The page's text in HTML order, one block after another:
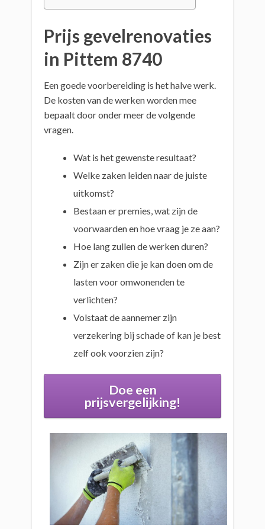
Prijs gevelrenovaties
in Pittem 8740
Een goede voorbereiding is het halve werk.
De kosten van de werken worden mee
bepaalt door onder meer de volgende
vragen.
Wat is het gewenste resultaat?
Welke zaken leiden naar de juiste
uitkomst?
Bestaan er premies, wat zijn de
voorwaarden en hoe vraag je ze aan?
Hoe lang zullen de werken duren?
Zijn er zaken die je kan doen om de
lasten voor omwonenden te
verlichten?
Volstaat de aannemer zijn
verzekering bij schade of kan je best
zelf ook voorzien zijn?
Doe een
prijsvergelijking!